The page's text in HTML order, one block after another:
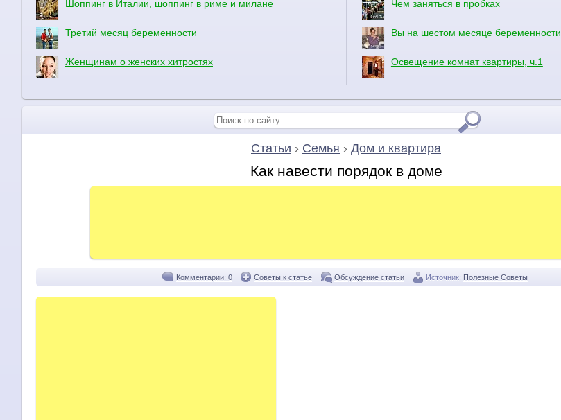
Шоппинг в Италии, шоппинг в риме и милане
Третий месяц беременности
Женщинам о женских хитростях
Чем заняться в пробках
Вы на шестом месяце беременности
Освещение комнат квартиры, ч.1
Статьи › Семья › Дом и квартира
Как навести порядок в доме
Комментарии: 0 Советы к статье Обсуждение статьи Источник: Полезные Советы